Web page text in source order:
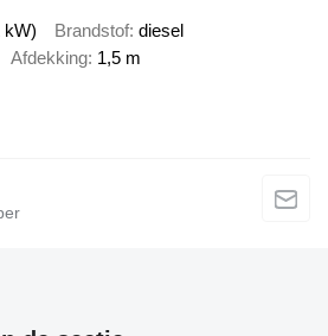
kW) Brandstof diesel
Afdekking 1,5 m